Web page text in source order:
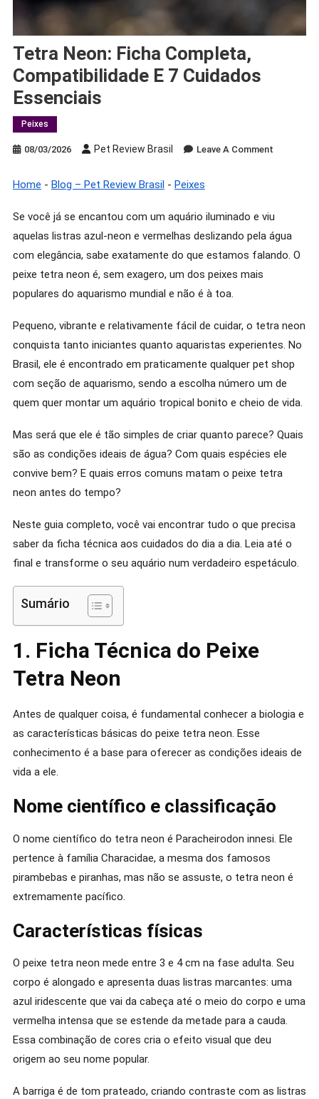
Tetra Neon: Ficha Completa,
Compatibilidade E 7 Cuidados
Essenciais
Peixes
08/03/2026 Pet Review Brasil Leave A CommentOn
Completa,
Home - Blog – Pet Review Brasil- Peixes
Se você já se encantou com um aquário iluminado e viu
aquelas listras azul-neon e vermelhas deslizando pela água
com elegância, sabe exatamente do que estamos falando. O
peixe tetra neon é, sem exagero, um dos peixes mais
populares do aquarismo mundial e não é à toa.
Pequeno, vibrante e relativamente fácil de cuidar, o tetra neon
conquista tanto iniciantes quanto aquaristas experientes. No
Brasil, ele é encontrado em praticamente qualquer pet shop
com seção de aquarismo, sendo a escolha número um de
quem quer montar um aquário tropical bonito e cheio de vida.
Mas será que ele é tão simples de criar quanto parece? Quais
são as condições ideais de água? Com quais espécies ele
convive bem? E quais erros comuns matam o peixe tetra
neon antes do tempo?
Neste guia completo, você vai encontrar tudo o que precisa
saber da ficha técnica aos cuidados do dia a dia. Leia até o
final e transforme o seu aquário num verdadeiro espetáculo.
Sumário
1. Ficha Técnica do Peixe
Tetra Neon
Antes de qualquer coisa, é fundamental conhecer a biologia e
as características básicas do peixe tetra neon. Esse
conhecimento é a base para oferecer as condições ideais de
vida a ele.
Nome científico e classificação
O nome científico do tetra neon é Paracheirodon innesi. Ele
pertence à família Characidae, a mesma dos famosos
pirambebas e piranhas, mas não se assuste, o tetra neon é
extremamente pacífico.
Características físicas
O peixe tetra neon mede entre 3 e 4 cm na fase adulta. Seu
corpo é alongado e apresenta duas listras marcantes: uma
azul iridescente que vai da cabeça até o meio do corpo e uma
vermelha intensa que se estende da metade para a cauda.
Essa combinação de cores cria o efeito visual que deu
origem ao seu nome popular.
A barriga é de tom prateado, criando contraste com as listras